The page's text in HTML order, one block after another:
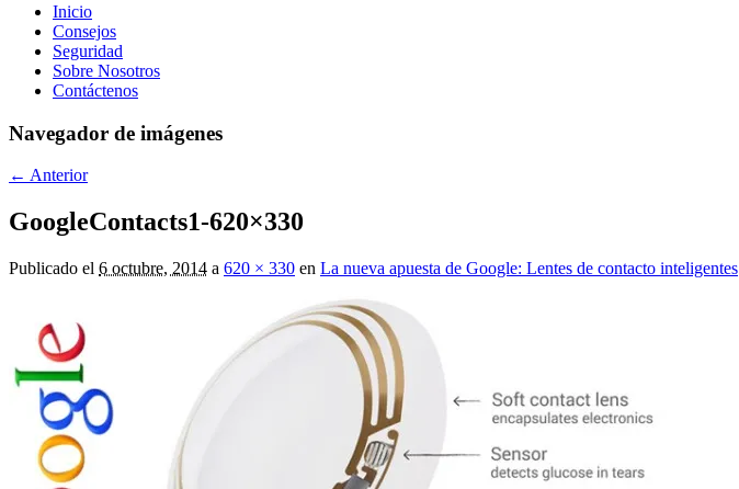
Menú
principal
Inicio
Consejos
Seguridad
Sobre Nosotros
Contáctenos
Navegador de imágenes
← Anterior
GoogleContacts1-620×330
Publicado el 6 octubre, 2014 a 620 × 330 en La nueva apuesta de Google: Lentes de contacto inteligentes